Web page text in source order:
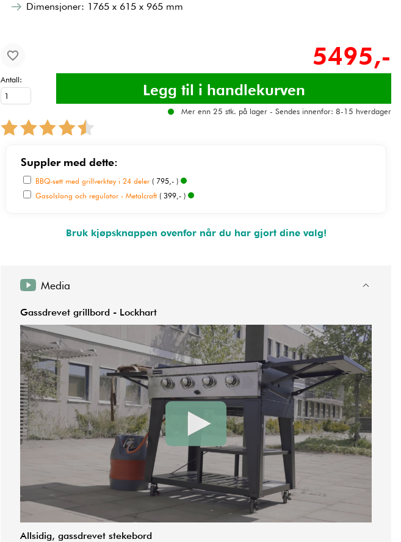
Dimensjoner: 1765 x 615 x 965 mm
5495,-
Antall:
Mer enn 25 stk. på lager - Sendes innenfor: 8-15 hverdager
Suppler med dette:
BBQ-sett med grillverktøy i 24 deler ( 795,- )
Gasolslang och regulator - Metalcraft ( 399,- )
Bruk kjøpsknappen ovenfor når du har gjort dine valg!
Media
Gassdrevet grillbord - Lockhart
Allsidig, gassdrevet stekebord